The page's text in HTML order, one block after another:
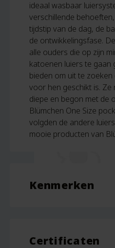
ideaal wasbaar
verschillende
tijdstip van de dag, de
de ontwikkelingsfase.
alle ouders die op zijn
katoenen luiers te gaan
bieden om uit te
voor hen geschikt is.
diepe en begon met de
Blümchen One Size
volgden de andere
mooie producten van
Kenmerken
Materiaal
Certificaten